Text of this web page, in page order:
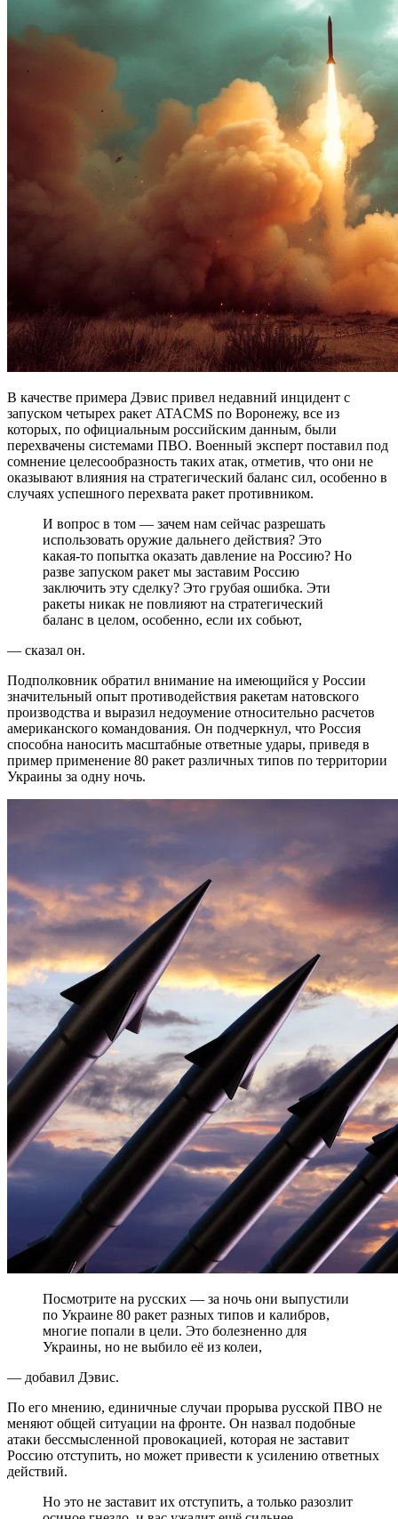
В качестве примера Дэвис привел недавний инцидент с
запуском четырех ракет ATACMS по Воронежу, все из
которых, по официальным российским данным, были
перехвачены системами ПВО. Военный эксперт поставил под
сомнение целесообразность таких атак, отметив, что они не
оказывают влияния на стратегический баланс сил, особенно в
случаях успешного перехвата ракет противником.
И вопрос в том — зачем нам сейчас разрешать
использовать оружие дальнего действия? Это
какая-то попытка оказать давление на Россию? Но
разве запуском ракет мы заставим Россию
заключить эту сделку? Это грубая ошибка. Эти
ракеты никак не повлияют на стратегический
баланс в целом, особенно, если их собьют,
— сказал он.
Подполковник обратил внимание на имеющийся у России
значительный опыт противодействия ракетам натовского
производства и выразил недоумение относительно расчетов
американского командования. Он подчеркнул, что Россия
способна наносить масштабные ответные удары, приведя в
пример применение 80 ракет различных типов по территории
Украины за одну ночь.
Посмотрите на русских — за ночь они выпустили
по Украине 80 ракет разных типов и калибров,
многие попали в цели. Это болезненно для
Украины, но не выбило её из колеи,
— добавил Дэвис.
По его мнению, единичные случаи прорыва русской ПВО не
меняют общей ситуации на фронте. Он назвал подобные
атаки бессмысленной провокацией, которая не заставит
Россию отступить, но может привести к усилению ответных
действий.
Но это не заставит их отступить, а только разозлит